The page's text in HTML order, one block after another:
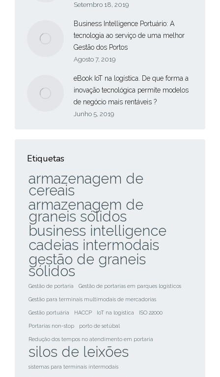
Setembro 18, 2019
Business Intelligence Portuário: A
tecnologia ao serviço de uma melhor
Gestão dos Portos
Agosto 7, 2019
eBook IoT na logística. De que forma a
inovação tecnológica permite modelos
de negócio mais rentáveis ?
Junho 5, 2019
Etiquetas
armazenagem de
cereais
armazenagem de
graneis sólidos
business intelligence
cadeias intermodais
gestão de graneis
sólidos
Gestão de portaria Gestão de portarias em parques logísticos
Gestão para terminais multimodais de mercadorias
Gestão portuária HACCP IoT na logística ISO 22000
Portarias non-stop porto de setúbal
Redução dos tempos no atendimento em portaria
silos de leixões
sistemas para terminais intermodais